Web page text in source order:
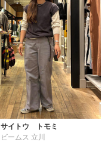
サイトウ トモミ
ビームス 立川